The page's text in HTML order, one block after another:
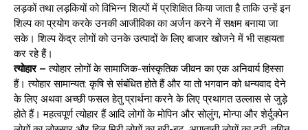
लड़कों तथा लड़कियों को विभिन्न शिल्पों में प्रशिक्षित किया जाता है ताकि उन्हें इन
शिल्प का प्रयोग करके उनकी आजीविका का अर्जन करने में सक्षम बनाया जा
सके। शिल्प केंद्र लोगों को उनके उत्पादों के लिए बाजार खोजने में भी सहायता
कर रहे हैं।
त्योहार – त्योहार लोगों के सामाजिक-सांस्कृतिक जीवन का एक अनिवार्य हिस्सा
हैं। त्योहार सामान्यत: कृषि से संबंधित होते हैं और या तो भगवान को धन्यवाद देने
के लिए अथवा अच्छी फसल हेतु प्रार्थना करने के लिए प्रथागत उल्लास से जुड़े
होते हैं। महत्वपूर्ण त्योहार हैं आदि लोगों के मोपिन और सोलुंग, मोन्पा और शेर्दुक्पेन